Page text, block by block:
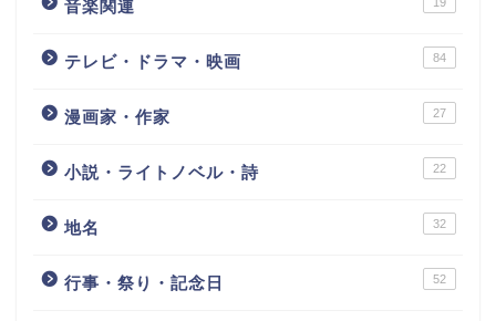
音楽関連
テレビ・ドラマ・映画 84
漫画家・作家 27
小説・ライトノベル・詩 22
地名 32
行事・祭り・記念日 52